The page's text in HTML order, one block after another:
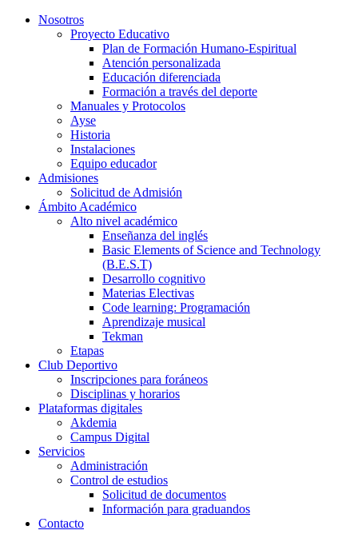
Nosotros
Proyecto Educativo
Plan de Formación Humano-Espiritual
Atención personalizada
Educación diferenciada
Formación a través del deporte
Manuales y Protocolos
Ayse
Historia
Instalaciones
Equipo educador
Admisiones
Solicitud de Admisión
Ámbito Académico
Alto nivel académico
Enseñanza del inglés
Basic Elements of Science and Technology
(B.E.S.T)
Desarrollo cognitivo
Materias Electivas
Code learning: Programación
Aprendizaje musical
Tekman
Etapas
Club Deportivo
Inscripciones para foráneos
Disciplinas y horarios
Plataformas digitales
Akdemia
Campus Digital
Servicios
Administración
Control de estudios
Solicitud de documentos
Información para graduandos
Contacto